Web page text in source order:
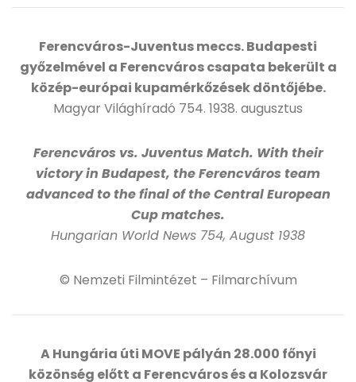
Ferencváros-Juventus meccs. Budapesti
győzelmével a Ferencváros csapata bekerült a
közép-európai kupamérkőzések döntőjébe.
Magyar Világhíradó 754. 1938. augusztus
Ferencváros vs. Juventus Match. With their
victory in Budapest, the Ferencváros team
advanced to the final of the Central European
Cup matches.
Hungarian World News 754, August 1938
© Nemzeti Filmintézet – Filmarchívum
A Hungária úti MOVE pályán 28.000 főnyi
közönség előtt a Ferencváros és a Kolozsvár